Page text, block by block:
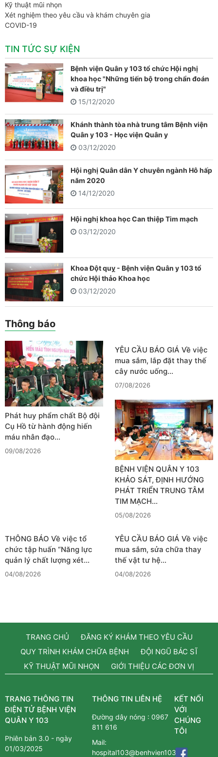
Kỹ thuật mũi nhọn
Xét nghiệm theo yêu cầu và khám chuyên gia
COVID-19
TIN TỨC SỰ KIỆN
Bệnh viện Quân y 103 tổ chức Hội nghị
khoa học "Những tiến bộ trong chẩn đoán
và điều trị"
15/12/2020
Khánh thành tòa nhà trung tâm Bệnh viện
Quân y 103 - Học viện Quân y
03/12/2020
Hội nghị Quân dân Y chuyên ngành Hô hấp
năm 2020
14/12/2020
Hội nghị khoa học Can thiệp Tim mạch
03/12/2020
Khoa Đột quỵ - Bệnh viện Quân y 103 tổ
chức Hội thảo Khoa học
03/12/2020
Thông báo
Phát huy phẩm chất Bộ đội
Cụ Hồ từ hành động hiến
máu nhân đạo…
09/08/2026
YÊU CẦU BÁO GIÁ Về việc
mua sắm, lắp đặt thay thế
cây nước uống…
07/08/2026
BỆNH VIỆN QUÂN Y 103
KHẢO SÁT, ĐỊNH HƯỚNG
PHÁT TRIỂN TRUNG TÂM
TIM MẠCH…
05/08/2026
THÔNG BÁO Về việc tổ
chức tập huấn “Năng lực
quản lý chất lượng xét…
04/08/2026
YÊU CẦU BÁO GIÁ Về việc
mua sắm, sửa chữa thay
thế vật tư hệ…
04/08/2026
TRANG CHỦ
ĐĂNG KÝ KHÁM THEO YÊU CẦU
QUY TRÌNH KHÁM CHỮA BỆNH
ĐỘI NGŨ BÁC SĨ
KỸ THUẬT MŨI NHỌN
GIỚI THIỆU CÁC ĐƠN VỊ
TRANG THÔNG TIN
ĐIỆN TỬ BỆNH VIỆN
QUÂN Y 103
Phiên bản 3.0 - ngày
01/03/2025
THÔNG TIN LIÊN HỆ
Đường dây nóng :0967
811 616
Mail:
hospital103@benhvien103.vn
KẾT NỐI
VỚI
CHÚNG
TÔI